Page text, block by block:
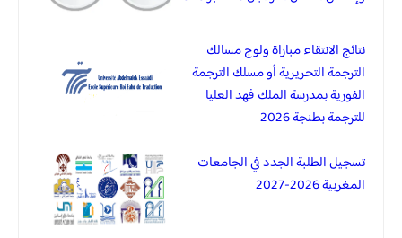
نتائج الانتقاء مباراة ولوج مسالك
الترجمة التحريرية أو مسلك الترجمة
الفورية بمدرسة الملك فهد العليا
للترجمة بطنجة 2026
تسجيل الطلبة الجدد في الجامعات
المغربية 2026-2027